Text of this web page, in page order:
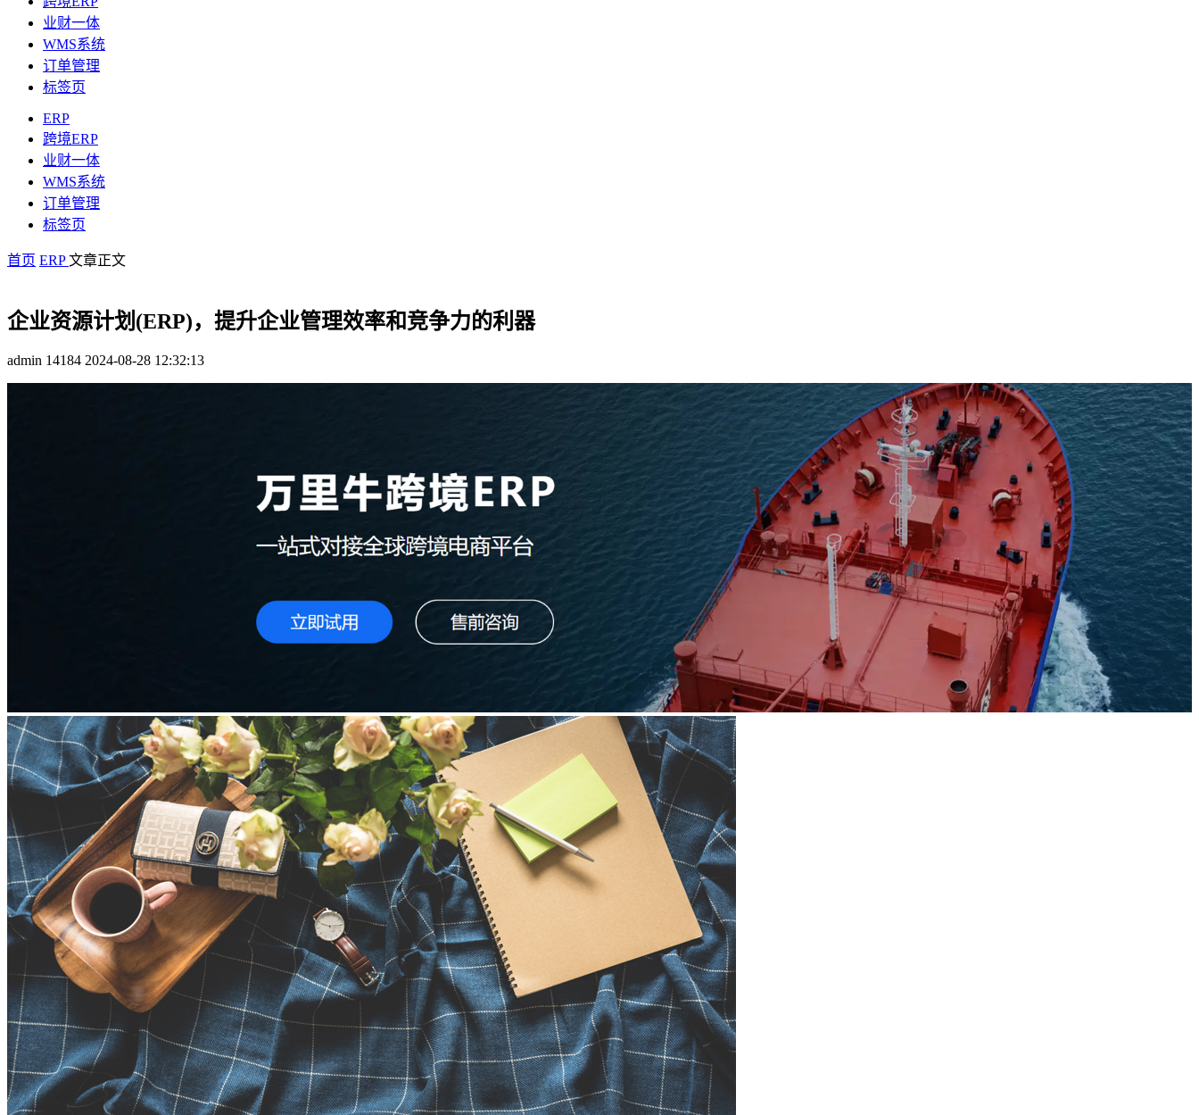
业财一体
WMS系统
订单管理
标签页
ERP
跨境ERP
业财一体
WMS系统
订单管理
标签页
首页 ERP文章正文
企业资源计划(ERP)，提升企业管理效率和竞争力的利器
admin 14184 2024-08-28 12:32:13